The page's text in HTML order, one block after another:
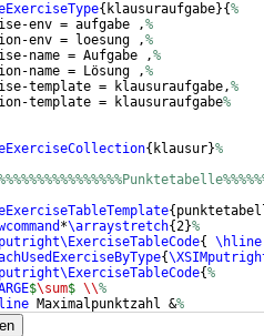
{ klausuraufgabe}{%
env = aufgabe ,
%
env = loesung ,
%
name = Aufgabe ,
%
name = Lösung ,
%
template = klausuraufgabe,
%
template = klausuraufgabe
%
{ klausur}%
{
*\arraystretch{2}%
{ \hline
{
{%
$\sum$ \\%
Maximalpunktzahl &%